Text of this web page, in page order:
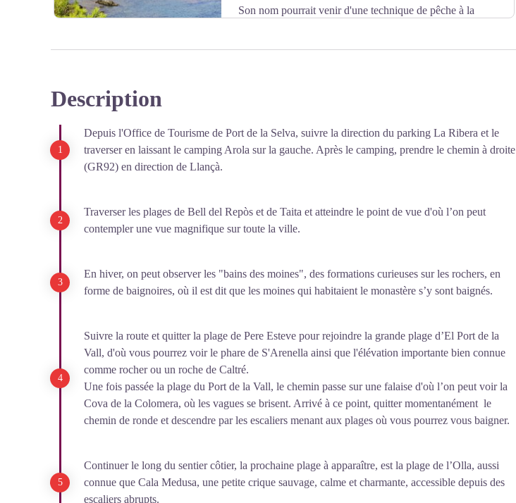
Voir l'image en plein écran
Son nom pourrait venir d'une technique de pêche à la
Description
Depuis l'Office de Tourisme de Port de la Selva, suivre la direction du parking La Ribera et le
traverser en laissant le camping Arola sur la gauche. Après le camping, prendre le chemin à droite
(GR92) en direction de Llançà.
Traverser les plages de Bell del Repòs et de Taita et atteindre le point de vue d'où l’on peut
contempler une vue magnifique sur toute la ville.
En hiver, on peut observer les "bains des moines", des formations curieuses sur les rochers, en
forme de baignoires, où il est dit que les moines qui habitaient le monastère s’y sont baignés.
Suivre la route et quitter la plage de Pere Esteve pour rejoindre la grande plage d’El Port de la
Vall, d'où vous pourrez voir le phare de S'Arenella ainsi que l'élévation importante bien connue
comme rocher ou un roche de Caltré.
Une fois passée la plage du Port de la Vall, le chemin passe sur une falaise d'où l’on peut voir la
Cova de la Colomera, où les vagues se brisent. Arrivé à ce point, quitter momentanément le
chemin de ronde et descendre par les escaliers menant aux plages où vous pourrez vous baigner.
Continuer le long du sentier côtier, la prochaine plage à apparaître, est la plage de l’Olla, aussi
connue que Cala Medusa, une petite crique sauvage, calme et charmante, accessible depuis des
escaliers abrupts.